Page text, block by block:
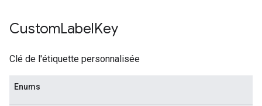
CustomLabelKey
Clé de l'étiquette personnalisée
Enums